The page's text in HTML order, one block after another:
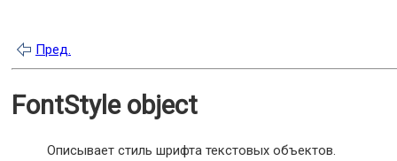
Пред.
FontStyle object
Описывает стиль шрифта текстовых объектов.